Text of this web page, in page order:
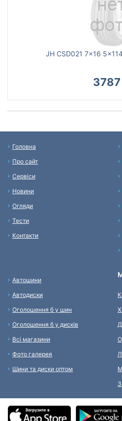
JH CSD021 7x16
3787
Головна
Про сайт
Сервіси
Новини
Огляди
Тести
Контакти
Автошини
Автодиски
Оголошення б у шин
Оголошення б у дисків
Всі магазини
Фото галерея
Шини та диски оптом